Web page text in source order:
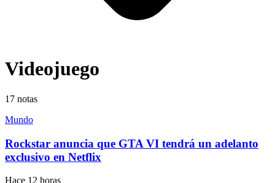
Videojuego
17 notas
Mundo
Rockstar anuncia que GTA VI tendrá un adelanto
exclusivo en Netflix
Hace 12 horas